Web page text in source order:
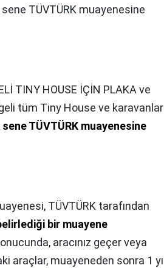
TÜVTÜRK muayenesine
TINY HOUSE İÇİN PLAKA ve
tüm Tiny House ve karavanlar
sene TÜVTÜRK muayenesine
TÜVTÜRK tarafından
bir muayene
aracınız geçer veya
araçlar, muayeneden sonra 1 yıl